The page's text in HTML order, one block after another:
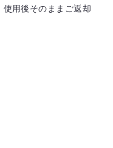
使用後そのままご返却